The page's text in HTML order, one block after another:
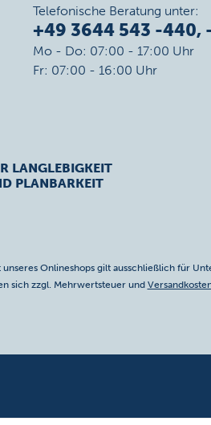
Telefonische Beratung unter:
+49 3644 543 -440,
Mo - Do: 07:00 - 17:00 Uhr
Fr: 07:00 - 16:00 Uhr
LANGLEBIGKEIT
PLANBARKEIT
unseres Onlineshops gilt ausschließlich für
sich zzgl. Mehrwertsteuer und